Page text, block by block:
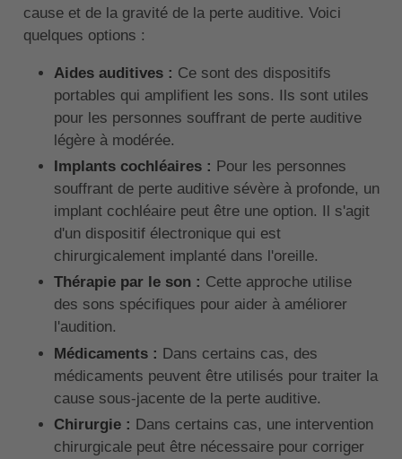
cause et de la gravité de la perte auditive. Voici
quelques options :
Aides auditives : Ce sont des dispositifs
portables qui amplifient les sons. Ils sont utiles
pour les personnes souffrant de perte auditive
légère à modérée.
Implants cochléaires : Pour les personnes
souffrant de perte auditive sévère à profonde, un
implant cochléaire peut être une option. Il s'agit
d'un dispositif électronique qui est
chirurgicalement implanté dans l'oreille.
Thérapie par le son : Cette approche utilise
des sons spécifiques pour aider à améliorer
l'audition.
Médicaments : Dans certains cas, des
médicaments peuvent être utilisés pour traiter la
cause sous-jacente de la perte auditive.
Chirurgie : Dans certains cas, une intervention
chirurgicale peut être nécessaire pour corriger